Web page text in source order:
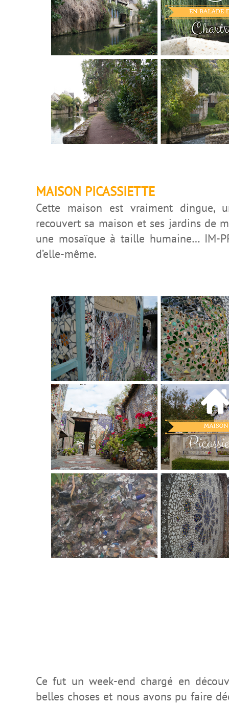
MAISON PICASSIETTE
Cette maison est vraiment
recouvert sa maison et ses jardins de
une mosaïque à taille humaine… IM-
d’elle-même.
Ce fut un week-end chargé en
belles choses et nous avons pu faire